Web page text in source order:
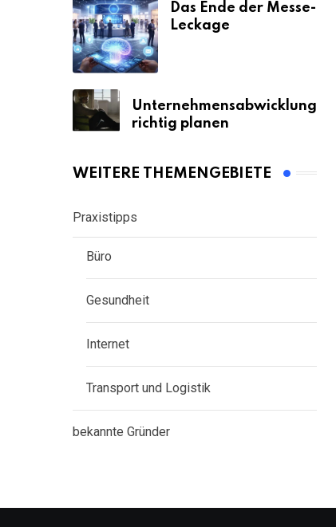
Das Ende der Messe-
Leckage
Unternehmensabwicklung
richtig planen
WEITERE THEMENGEBIETE
Praxistipps
Büro
Gesundheit
Internet
Transport und Logistik
bekannte Gründer